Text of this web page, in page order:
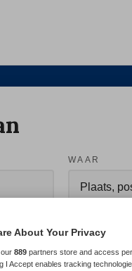
WAAR
About Your Privacy
889 partners store and access
I Accept enables tracking